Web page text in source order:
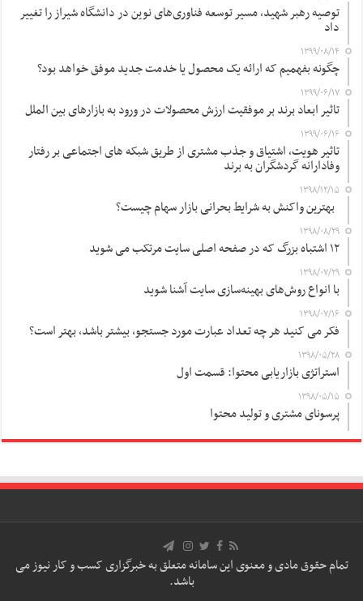
توصیه رهبر شهید، مسیر توسعه فناوری‌های نوین در دانشگاه شیراز را تغییر
داد
۱۳۹۹/۰۸/۱۴
چگونه بفهمیم که ارائه یک محصول یا خدمت جدید موفق خواهد بود؟
۱۳۹۹/۰۶/۱۷
تاثیر ابعاد برند بر موفقیت ارزش محصولات در ورود به بازارهای بین الملل
۱۳۹۹/۰۶/۱۶
تاثیر هویت، اشتیاق و جذب مشتری از طریق شبکه های اجتماعی بر رفتار
وفادارانه گردشگران به برند
۱۳۹۸/۱۲/۱۵
بهترین واکنش به شرایط بحرانی بازار سهام چیست؟
۱۳۹۸/۰۸/۲۹
۱۲ اشتباه بزرگ که در صفحه اصلی سایت مرتکب می شوید
۱۳۹۸/۰۷/۲۹
با انواع روش‌های بهینه‌سازی سایت آشنا شوید
۱۳۹۸/۰۷/۱۶
فکر می کنید هر چه تعداد عبارت مورد جستجو، بیشتر باشد، بهتر است؟
۱۳۹۸/۰۵/۲۸
استراتژی بازاریابی محتوا: قسمت اول
۱۳۹۸/۰۵/۱۵
پرسونای مشتری و تولید محتوا
تمام حقوق مادی و معنوی این سامانه متعلق به خبرگزاری کسب و کار نیوز می
باشد.